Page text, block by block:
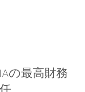
の最高財務